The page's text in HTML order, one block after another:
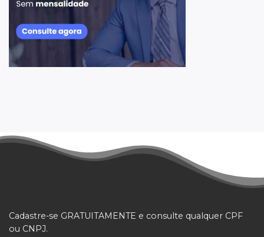
Cadastre-se GRATUITAMENTE e consulte qualquer CPF
ou CNPJ.